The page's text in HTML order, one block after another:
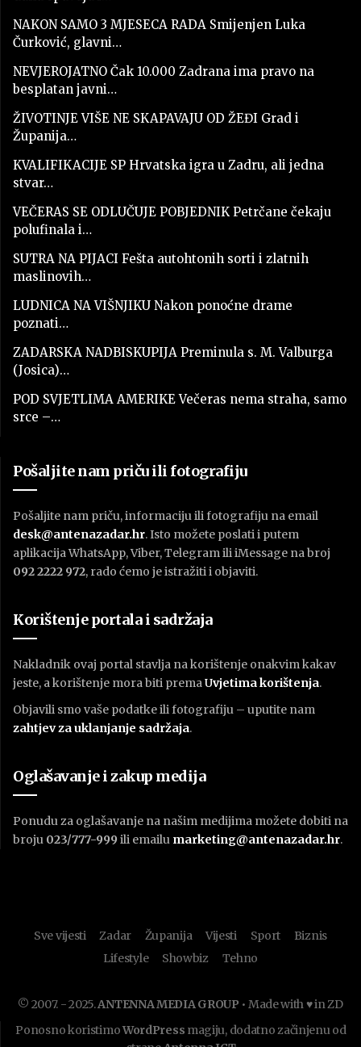
NAKON SAMO 3 MJESECA RADA Smijenjen Luka
Čurković, glavni…
NEVJEROJATNO Čak 10.000 Zadrana ima pravo na
besplatan javni…
ŽIVOTINJE VIŠE NE SKAPAVAJU OD ŽEĐI Grad i
Županija…
KVALIFIKACIJE SP Hrvatska igra u Zadru, ali jedna
stvar…
VEČERAS SE ODLUČUJE POBJEDNIK Petrčane čekaju
polufinala i…
SUTRA NA PIJACI Fešta autohtonih sorti i zlatnih
maslinovih…
LUDNICA NA VIŠNJIKU Nakon ponoćne drame
poznati…
ZADARSKA NADBISKUPIJA Preminula s. M. Valburga
(Josica)…
POD SVJETLIMA AMERIKE Večeras nema straha, samo
srce –…
Pošaljite nam priču ili fotografiju
Pošaljite nam priču, informaciju ili fotografiju na email
desk@antenazadar.hr. Isto možete poslati i putem
aplikacija WhatsApp, Viber, Telegram ili iMessage na broj
092 2222 972, rado ćemo je istražiti i objaviti.
Korištenje portala i sadržaja
Nakladnik ovaj portal stavlja na korištenje onakvim kakav
jeste, a korištenje mora biti premaUvjetima korištenja.
Objavili smo vaše podatke ili fotografiju – uputite nam
zahtjev za uklanjanje sadržaja.
Oglašavanje i zakup medija
Ponudu za oglašavanje na našim medijima možete dobiti na
broju 023/777-999 ili emailu marketing@antenazadar.hr.
Sve vijesti Zadar Županija Vijesti Sport
Biznis
Lifestyle
Showbiz Tehno
© 2007. - 2025.ANTENNA MEDIA GROUP • Made with ♥ in ZD
Ponosno koristimoWordPress magiju, dodatno začinjenu od